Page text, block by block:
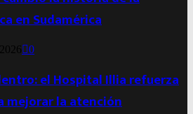
en Sudamérica
0
el Hospital Illia refuerza
mejorar la atención